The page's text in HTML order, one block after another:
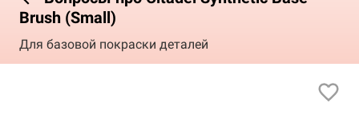
Brush (Small)
Для базовой покраски деталей